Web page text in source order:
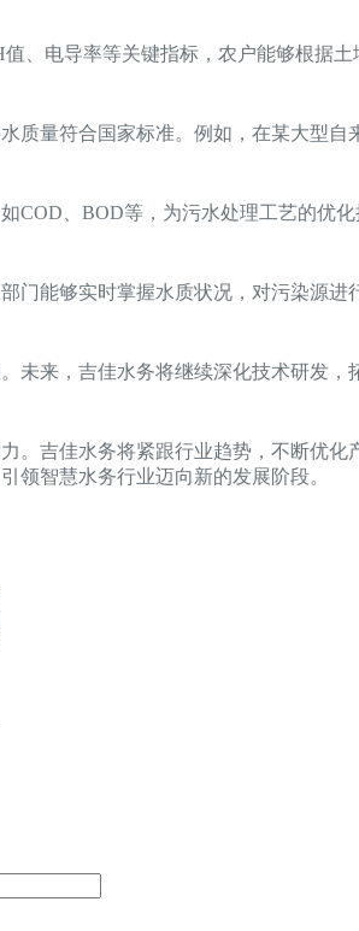
、电导率等关键指标，农户能够根据
质量符合国家标准。例如，在某大型
、BOD等，为污水处理工艺的优
能够实时掌握水质状况，对污染源进
未来，吉佳水务将继续深化技术研发
。吉佳水务将紧跟行业趋势，不断优
领智慧水务行业迈向新的发展阶段。